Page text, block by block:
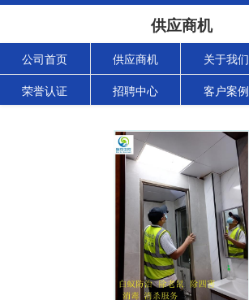
供应商机
公司首页 供应商机 关于我们
荣誉认证 招聘中心 客户案例